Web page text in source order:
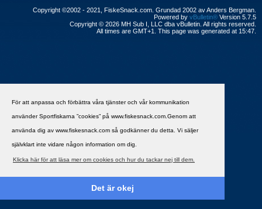
För att anpassa och förbättra våra tjänster och vår kommunikation
använder Sportfiskarna ”cookies” på www.fiskesnack.com.Genom att
använda dig av www.fiskesnack.com så godkänner du detta. Vi säljer
självklart inte vidare någon information om dig.
Klicka här för att läsa mer om cookies och hur du tackar nej till dem.
Det är okej
Copyright ©2002 - 2021, FiskeSnack.com. Grundad 2002 av Anders Bergman.
Powered by vBulletin® Version 5.7.5
Copyright © 2026 MH Sub I, LLC dba vBulletin. All rights reserved.
All times are GMT+1. This page was generated at 15:47.